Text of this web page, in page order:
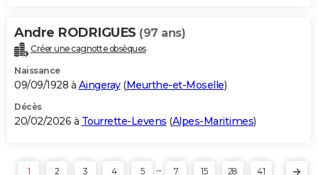
Andre RODRIGUES (97 ans)
Créer une cagnotte obsèques
Naissance
09/09/1928 à Aingeray(Meurthe-et-Moselle)
Décès
20/02/2026 à Tourrette-Levens (Alpes-Maritimes)
1 2 3 4 5 ... 7 15 28 41